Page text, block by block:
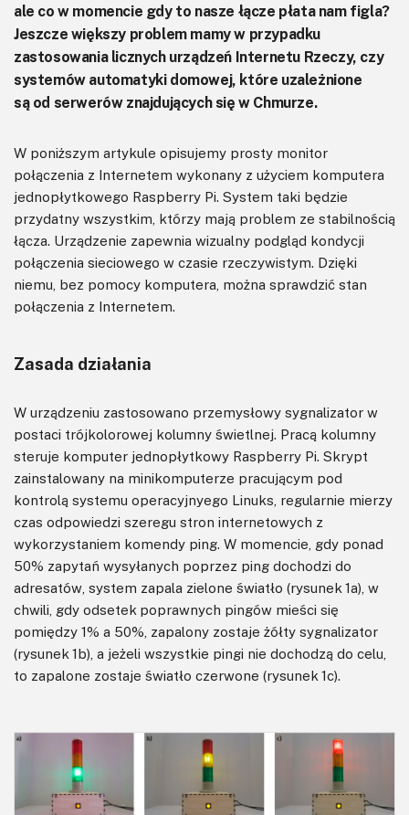
ale co w momencie gdy to nasze łącze płata nam figla?
Jeszcze większy problem mamy w przypadku
zastosowania licznych urządzeń Internetu Rzeczy, czy
systemów automatyki domowej, które uzależnione
są od serwerów znajdujących się w Chmurze.
W poniższym artykule opisujemy prosty monitor
połączenia z Internetem wykonany z użyciem komputera
jednopłytkowego Raspberry Pi. System taki będzie
przydatny wszystkim, którzy mają problem ze stabilnością
łącza. Urządzenie zapewnia wizualny podgląd kondycji
połączenia sieciowego w czasie rzeczywistym. Dzięki
niemu, bez pomocy komputera, można sprawdzić stan
połączenia z Internetem.
Zasada działania
W urządzeniu zastosowano przemysłowy sygnalizator w
postaci trójkolorowej kolumny świetlnej. Pracą kolumny
steruje komputer jednopłytkowy Raspberry Pi. Skrypt
zainstalowany na minikomputerze pracującym pod
kontrolą systemu operacyjnyego Linuks, regularnie mierzy
czas odpowiedzi szeregu stron internetowych z
wykorzystaniem komendy ping. W momencie, gdy ponad
50% zapytań wysyłanych poprzez ping dochodzi do
adresatów, system zapala zielone światło (rysunek 1a), w
chwili, gdy odsetek poprawnych pingów mieści się
pomiędzy 1% a 50%, zapalony zostaje żółty sygnalizator
(rysunek 1b), a jeżeli wszystkie pingi nie dochodzą do celu,
to zapalone zostaje światło czerwone (rysunek 1c).